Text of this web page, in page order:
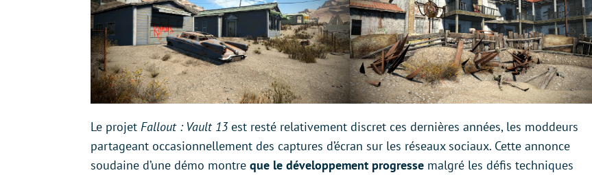
Le projet Fallout : Vault 13est resté relativement discret ces dernières années, les moddeurs
partageant occasionnellement des captures d’écran sur les réseaux sociaux. Cette annonce
soudaine d’une démo montre que le développement progresse malgré les défis techniques